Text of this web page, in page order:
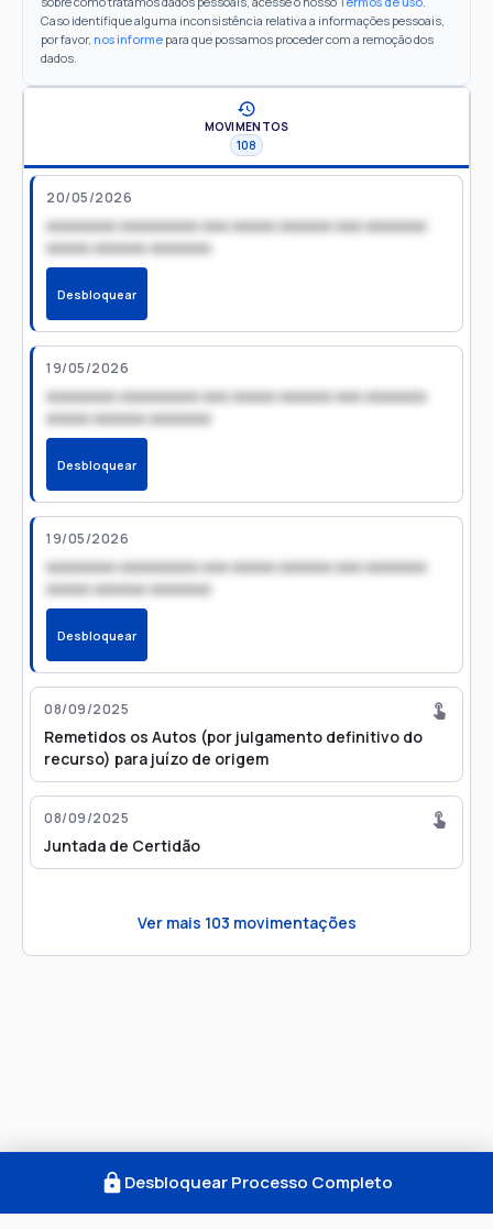
Caso identifique alguma inconsistência relativa a informações pessoais,
por favor, nos informe para que possamos proceder com a remoção dos
dados.
MOVIMENTOS
108
20/05/2026
xxxxxxxx xxxxxxxxx xxx xxxxx xxxxxx xxx xxxxxxx
xxxxx xxxxxx xxxxxxx
Desbloquear
19/05/2026
xxxxxxxx xxxxxxxxx xxx xxxxx xxxxxx xxx xxxxxxx
xxxxx xxxxxx xxxxxxx
Desbloquear
19/05/2026
xxxxxxxx xxxxxxxxx xxx xxxxx xxxxxx xxx xxxxxxx
xxxxx xxxxxx xxxxxxx
Desbloquear
08/09/2025
Remetidos os Autos (por julgamento definitivo do
recurso) para juízo de origem
08/09/2025
Juntada de Certidão
Ver mais 103 movimentações
Desbloquear Processo Completo